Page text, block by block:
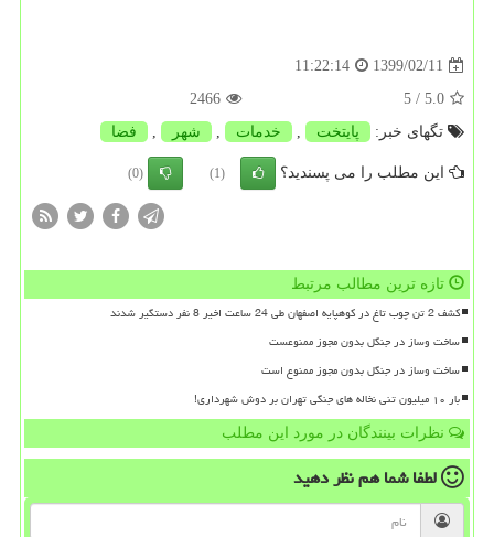
1399/02/11
11:22:14
5.0
/ 5
2466
تگهای خبر:
پایتخت , خدمات , شهر , فضا
این مطلب را می پسندید؟ (1)
(0)
تازه ترین مطالب مرتبط
کشف 2 تن چوب تاغ در کوهپایه اصفهان طی 24 ساعت اخیر 8 نفر دستگیر شدند
ساخت وساز در جنگل بدون مجوز ممنوعست
ساخت وساز در جنگل بدون مجوز ممنوع است
بار ۱۰ میلیون تنی نخاله های جنگی تهران بر دوش شهرداری!
نظرات بینندگان در مورد این مطلب
لطفا شما همنظر دهید